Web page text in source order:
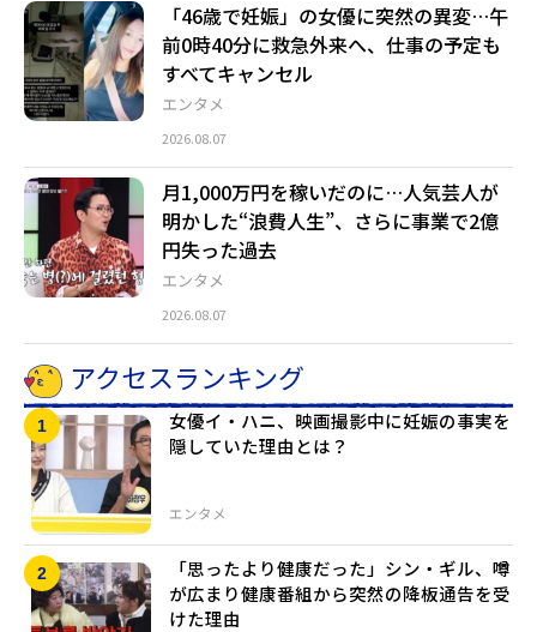
エンタメ
「46歳で妊娠」の女優に突然の異変…午
前0時40分に救急外来へ、仕事の予定も
すべてキャンセル
2026.08.07
エンタメ
月1,000万円を稼いだのに…人気芸人が
明かした“浪費人生”、さらに事業で2億
円失った過去
2026.08.07
アクセスランキング
エンタメ
女優イ・ハニ、映画撮影中に妊娠の事実を
隠していた理由とは？
「思ったより健康だった」シン・ギル、噂
が広まり健康番組から突然の降板通告を受
けた理由